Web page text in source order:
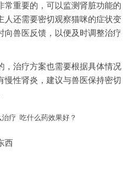
常重要的，可以监测肾脏功能的
人还需要密切观察猫咪的症状变
向兽医反馈，以便及时调整治疗
，治疗方案也需要根据具体情况
慢性肾炎，建议与兽医保持密切
疗 吃什么药效果好？
西